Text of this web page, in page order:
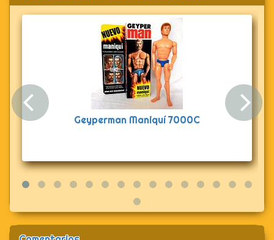
Geyperman Maniquí 7000C
Anterior